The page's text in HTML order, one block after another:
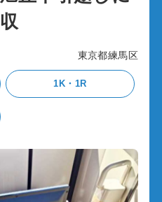
東京都練馬区
1K・1R